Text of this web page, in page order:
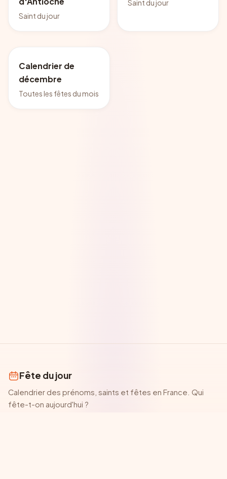
Saint du jour
Saint du jour
Calendrier de
décembre
Toutes les fêtes du mois
Fête du jour
Calendrier des prénoms, saints et fêtes en France. Qui
fête-t-on aujourd'hui ?